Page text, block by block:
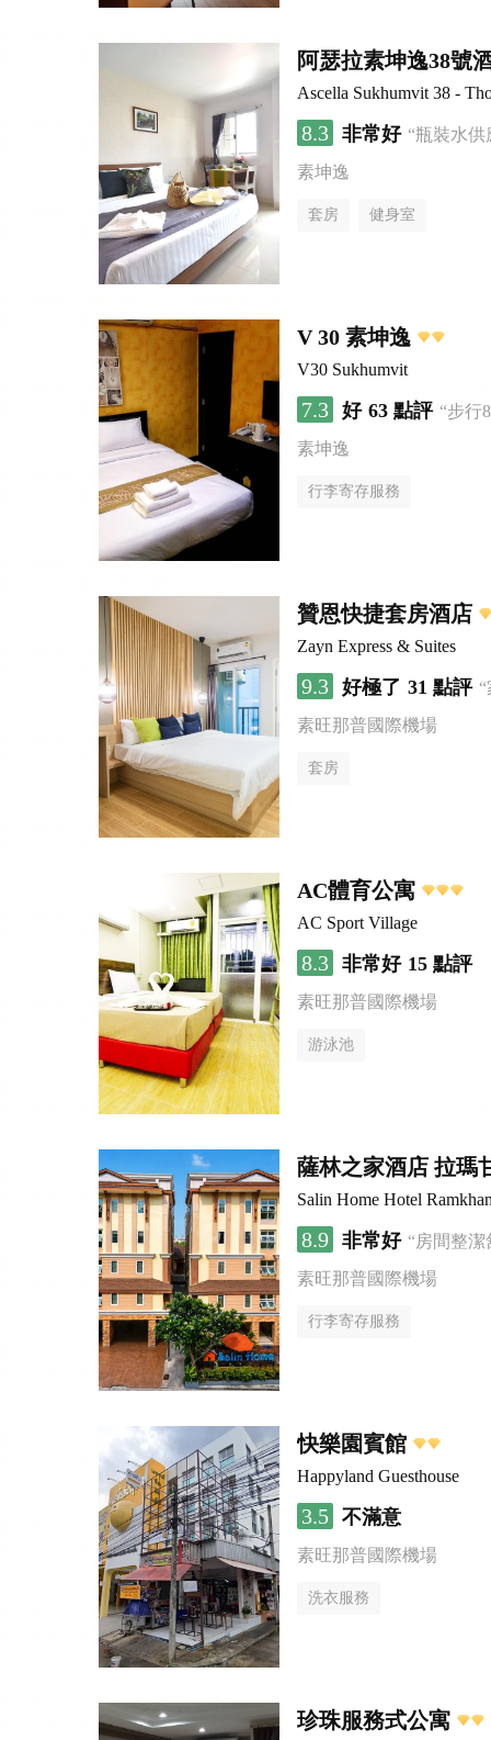
阿瑟拉素坤逸38號
Ascella Sukhumvit 38 -
8.3 非常好 “瓶裝水
素坤逸
套房 健身室
V 30 素坤逸
V30 Sukhumvit
7.3 好 63 點評 “步行
素坤逸
行李寄存服務
贊恩快捷套房酒店
Zayn Express & Suites
9.3 好極了 31 點評
素旺那普國際機場
套房
AC體育公寓
AC Sport Village
8.3 非常好 15 點評
素旺那普國際機場
游泳池
薩林之家酒店 拉瑪
Salin Home Hotel
8.9 非常好 “房間整
素旺那普國際機場
行李寄存服務
快樂園賓館
Happyland Guesthouse
3.5 不滿意
素旺那普國際機場
洗衣服務
珍珠服務式公寓